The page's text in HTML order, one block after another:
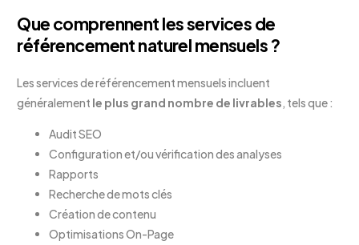
Que comprennent les services de
référencement naturel mensuels ?
Les services de référencement mensuels incluent
généralement le plus grand nombre de livrables, tels que :
Audit SEO
Configuration et/ou vérification des analyses
Rapports
Recherche de mots clés
Création de contenu
Optimisations On-Page